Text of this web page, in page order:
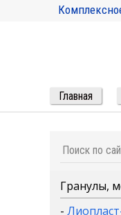
Главная
Гранулы,
-